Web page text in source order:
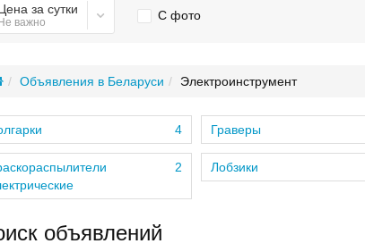
за сутки
важно С фото
Объявления в Беларуси Электроинструмент
4
2
Граверы
Лобзики
объявлений